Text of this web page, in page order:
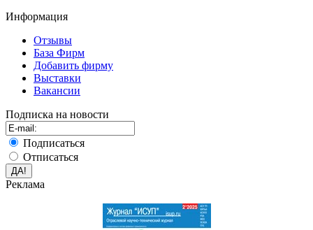
Информация
Отзывы
База Фирм
Добавить фирму
Выставки
Вакансии
Подписка на новости
Подписаться
Отписаться
Реклама